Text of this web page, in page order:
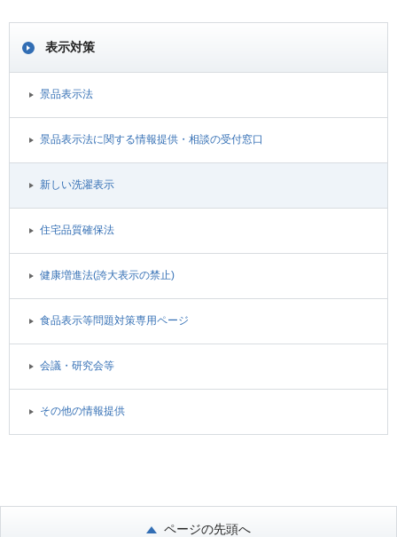
表示対策
景品表示法
景品表示法に関する情報提供・相談の受付窓口
新しい洗濯表示
住宅品質確保法
健康増進法(誇大表示の禁止)
食品表示等問題対策専用ページ
会議・研究会等
その他の情報提供
ページの先頭へ